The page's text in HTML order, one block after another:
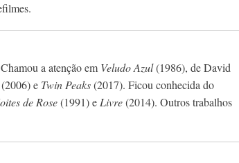
a atenção em Veludo Azul(1986), de David
(2006) e Twin Peaks(2017). Ficou conhecida do
de Rose(1991) e Livre(2014). Outros trabalhos